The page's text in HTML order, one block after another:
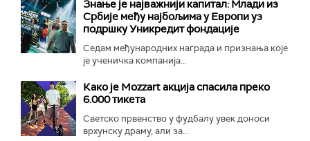
Знање је најважнији капитал: Млади из
Србије међу најбољима у Европи уз
подршку Уникредит фондације
Седам међународних награда и признања које
је ученичка компанија...
Како је Mozzart акција спасила преко
6.000 тикета
Светско првенство у фудбалу увек доноси
врхунску драму, али за...